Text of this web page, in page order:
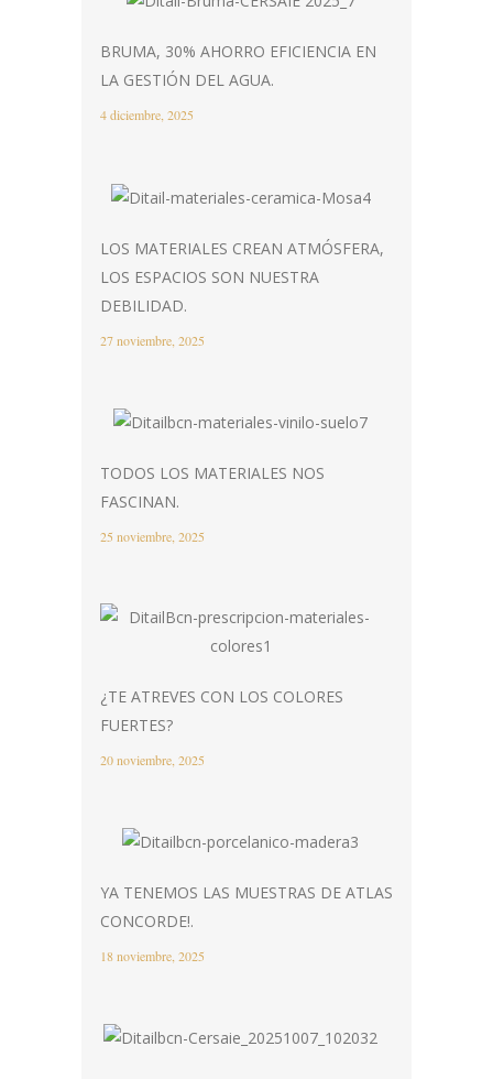
BRUMA, 30% AHORRO EFICIENCIA EN
LA GESTIÓN DEL AGUA.
4 diciembre, 2025
LOS MATERIALES CREAN ATMÓSFERA,
LOS ESPACIOS SON NUESTRA
DEBILIDAD.
27 noviembre, 2025
TODOS LOS MATERIALES NOS
FASCINAN.
25 noviembre, 2025
¿TE ATREVES CON LOS COLORES
FUERTES?
20 noviembre, 2025
YA TENEMOS LAS MUESTRAS DE ATLAS
CONCORDE!.
18 noviembre, 2025